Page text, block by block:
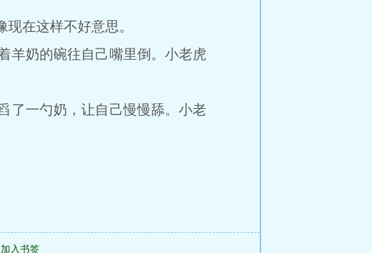
在这样不好意思。
奶的碗往自己嘴里倒。小老虎
一勺奶，让自己慢慢舔。小老
加入书签